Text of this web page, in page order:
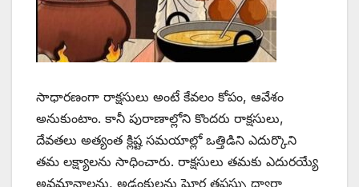
సాధారణంగా రాక్షసులు అంటే కేవలం కోపం, ఆవేశం
అనుకుంటాం. కానీ పురాణాల్లోని కొందరు రాక్షసులు,
దేవతలు అత్యంత క్లిష్ట సమయాల్లో ఒత్తిడిని ఎదుర్కొని
తమ లక్ష్యాలను సాధించారు. రాక్షసులు తమకు ఎదురయ్యే
అవమానాలను, అడ్డంకులను ఘోర తపస్సు ద్వారా